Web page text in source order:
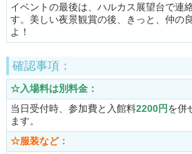
イベントの最後は、ハルカス展望台で連
す。美しい夜景観賞の後、きっと、仲の
よ！
確認事項：
☆入場料は別料金：
当日受付時、参加費と入館料2200円を併
ます。
☆服装など：